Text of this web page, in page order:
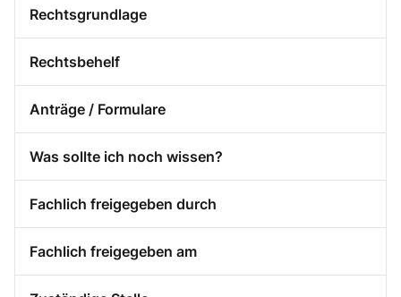
Rechtsgrundlage
Rechtsbehelf
Anträge / Formulare
Was sollte ich noch wissen?
Fachlich freigegeben durch
Fachlich freigegeben am